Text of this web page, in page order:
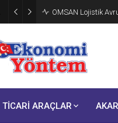
OMSAN Lojistik
TİCARİ ARAÇLAR